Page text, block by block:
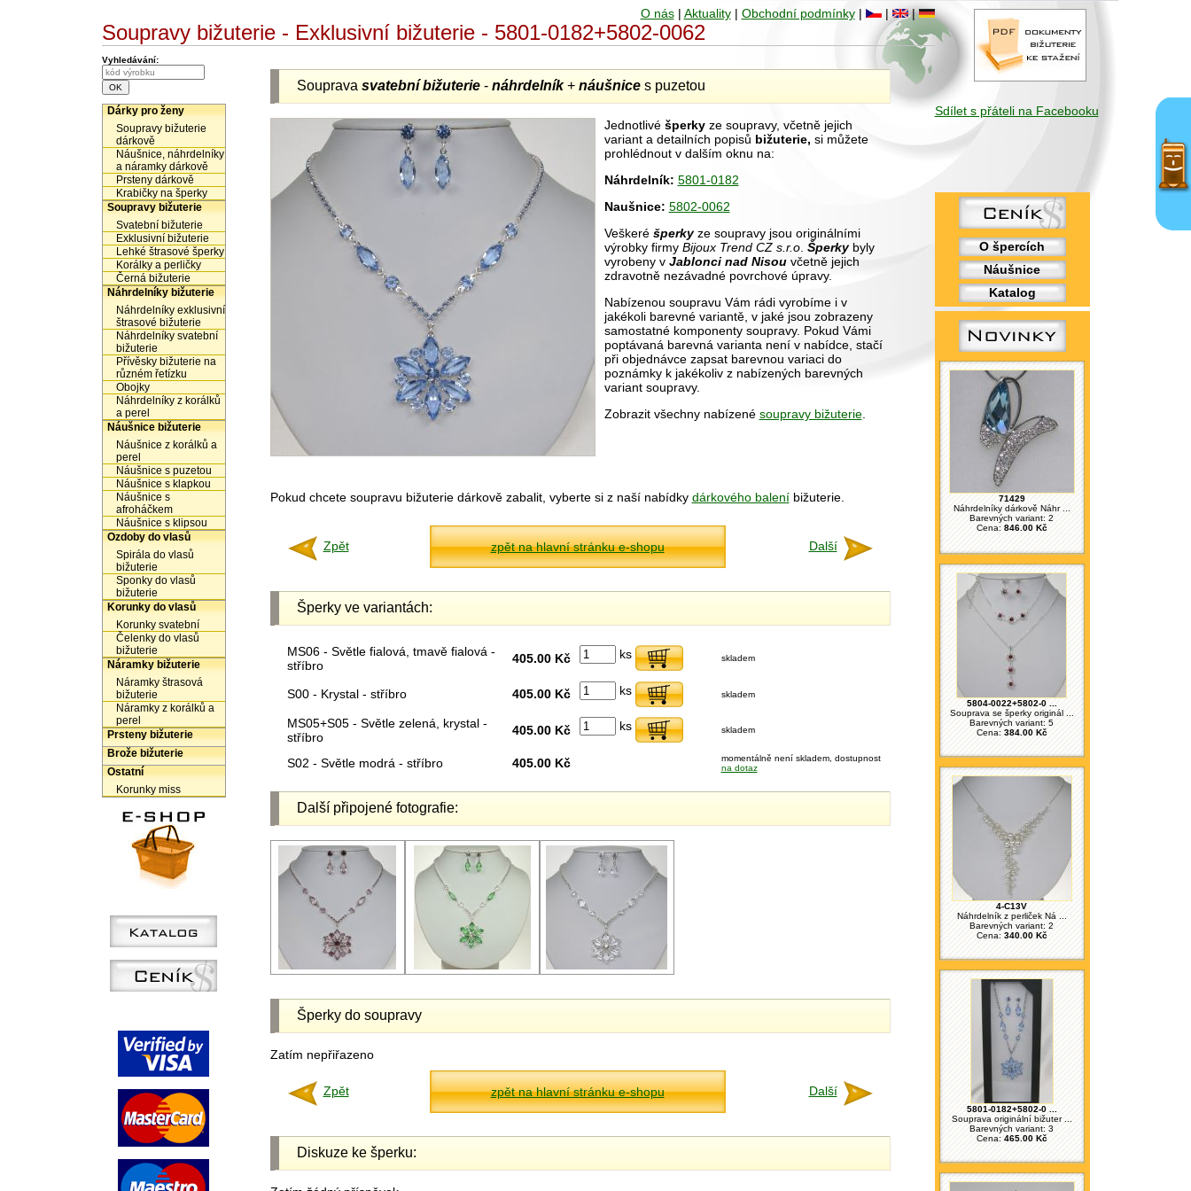
Sdílet s přáteli na Facebooku
O špercích
Náušnice
Katalog
71429
Náhrdelníky dárkově Náhr ...
Barevných variant: 2
Cena: 846.00 Kč
5804-0022+5802-0 ...
Souprava se šperky originál ...
Barevných variant: 5
Cena: 384.00 Kč
4-C13V
Náhrdelník z perliček Ná ...
Barevných variant: 2
Cena: 340.00 Kč
5801-0182+5802-0 ...
Souprava originální bižuter ...
Barevných variant: 3
Cena: 465.00 Kč
O nás| Aktuality| Obchodní podmínky| | |
Soupravy bižuterie - Exklusivní bižuterie - 5801-0182+5802-0062
Vyhledávání:
Dárky pro ženy
Soupravy bižuterie
dárkově
Náušnice, náhrdelníky
a náramky dárkově
Prsteny dárkově
Krabičky na šperky
Soupravy bižuterie
Svatební bižuterie
Exklusivní bižuterie
Lehké štrasové šperky
Korálky a perličky
Černá bižuterie
Náhrdelníky bižuterie
Náhrdelníky exklusivní
štrasové bižuterie
Náhrdelníky svatební
bižuterie
Přívěsky bižuterie na
různém řetízku
Obojky
Náhrdelníky z korálků
a perel
Náušnice bižuterie
Náušnice z korálků a
perel
Náušnice s puzetou
Náušnice s klapkou
Náušnice s
afroháčkem
Náušnice s klipsou
Ozdoby do vlasů
Spirála do vlasů
bižuterie
Sponky do vlasů
bižuterie
Korunky do vlasů
Korunky svatební
Čelenky do vlasů
bižuterie
Náramky bižuterie
Náramky štrasová
bižuterie
Náramky z korálků a
perel
Prsteny bižuterie
Brože bižuterie
Ostatní
Korunky miss
Souprava svatební bižuterie- náhrdelník+náušnices puzetou
Jednotlivé šperkyze soupravy, včetně jejich
variant a detailních popisů bižuterie, si můžete
prohlédnout v dalším oknu na:
Náhrdelník: 5801-0182
Naušnice: 5802-0062
Veškeréšperkyze soupravy jsou originálními
výrobky firmy Bijoux Trend CZ s.r.o. Šperky byly
vyrobeny v Jablonci nad Nisouvčetně jejich
zdravotně nezávadné povrchové úpravy.
Nabízenou soupravu Vám rádi vyrobíme i v
jakékoli barevné variantě, v jaké jsou zobrazeny
samostatné komponenty soupravy. Pokud Vámi
poptávaná barevná varianta není v nabídce, stačí
při objednávce zapsat barevnou variaci do
poznámky k jakékoliv z nabízených barevných
variant soupravy.
Zobrazit všechny nabízené soupravy bižuterie.
Pokud chcete soupravu bižuterie dárkově zabalit, vyberte si z naší nabídky dárkového baleníbižuterie.
Zpět zpět na hlavní stránku e-shopu Další
Šperky ve variantách:
MS06 - Světle fialová, tmavě fialová -
stříbro
405.00 Kč ks skladem
S00 - Krystal - stříbro 405.00 Kč ks skladem
MS05+S05 - Světle zelená, krystal -
stříbro
405.00 Kč ks skladem
S02 - Světle modrá - stříbro 405.00 Kč
momentálně není skladem, dostupnost
na dotaz
Další připojené fotografie:
Šperky do soupravy
Zatím nepřiřazeno
Zpět zpět na hlavní stránku e-shopu Další
Diskuze ke šperku: